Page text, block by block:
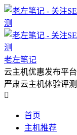
老左笔记
云主机优惠发布平台
严肃云主机体验评测

首页
主机推荐